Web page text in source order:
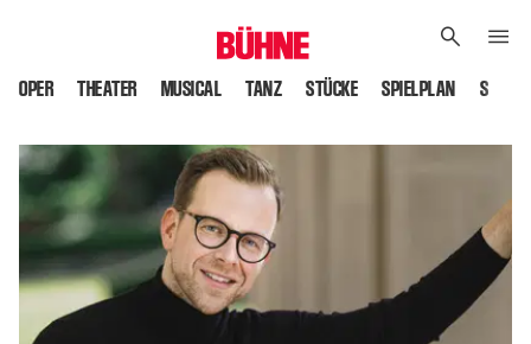
OPER THEATER MUSICAL TANZ STÜCKE SPIELPLAN